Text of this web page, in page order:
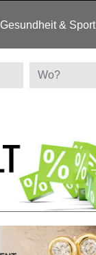
Gesundheit & Sport